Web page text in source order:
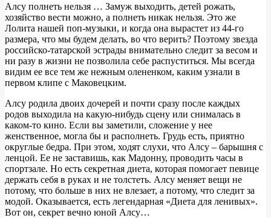
Алсу полнеть нельзя … Замуж выходить, детей рожать,
хозяйство вести можно, а полнеть никак нельзя. Это же
Лолита нашей поп-музыки, и когда она вырастет из 44-го
размера, что мы будем делать, во что верить? Поэтому звезда
российско-татарской эстрады внимательно следит за весом и
ни разу в жизни не позволила себе распуститься. Мы всегда
видим ее все тем же нежным олененком, каким узнали в
первом клипе с Маковецким.
Алсу родила двоих дочерей и почти сразу после каждых
родов выходила на какую-нибудь сцену или снималась в
каком-то кино. Если вы заметили, сложение у нее
женственное, могла бы и располнеть. Грудь есть, приятно
округлые бедра. При этом, ходят слухи, что Алсу – барышня с
ленцой. Ее не заставишь, как Мадонну, проводить часы в
спортзале. Но есть секретная диета, которая помогает певице
держать себя в руках и не толстеть. Алсу меняет вещи не
потому, что больше в них не влезает, а потому, что следит за
модой. Оказывается, есть легендарная «Диета для ленивых».
Вот он, секрет вечно юной Алсу…